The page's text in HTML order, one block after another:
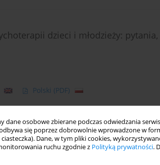
dane osobowe zbierane podczas odwiedzania
się poprzez dobrowolnie wprowadzone w
Dane, w tym pliki cookies,
ruchu zgodnie z Polityką prywatności.
dzieci i młodzieży:
Polski (PDF)